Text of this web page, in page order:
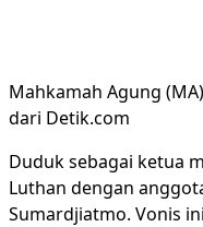
Mahkamah Agung
dari Detik.com
Duduk sebagai ketua
Luthan dengan
Sumardjiatmo. Vonis